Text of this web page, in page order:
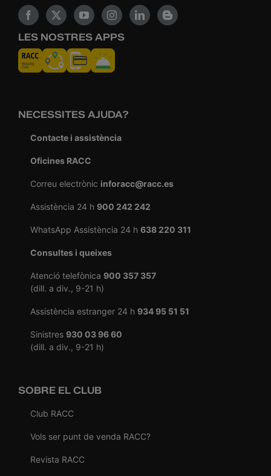
LES NOSTRES APPS
NECESSITES AJUDA?
Contacte i assistència
Oficines RACC
Correu electrònic inforacc@racc.es
Assistència 24 h 900 242 242
WhatsApp Assistència 24 h 638 220 311
Consultes i queixes
Atenció telefònica 900 357 357
(dill. a div., 9-21 h)
Assistència estranger 24 h 934 95 51 51
Sinistres 930 03 96 60
(dill. a div., 9-21 h)
SOBRE EL CLUB
Club RACC
Vols ser punt de venda RACC?
Revista RACC